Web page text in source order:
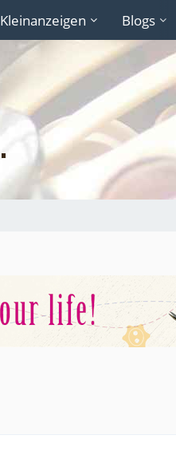
Kleinanzeigen Blogs